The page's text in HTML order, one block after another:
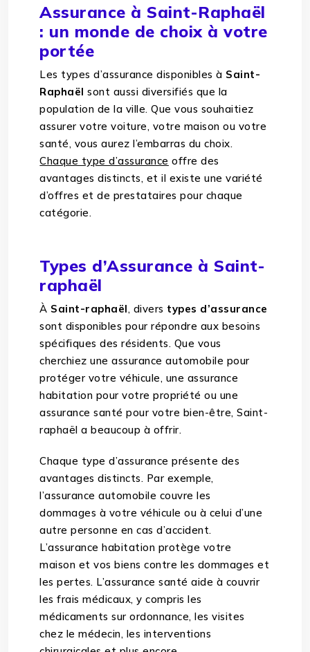
Assurance à Saint-Raphaël
: un monde de choix à votre
portée
Les types d’assurance disponibles à Saint-
Raphaël sont aussi diversifiés que la
population de la ville. Que vous souhaitiez
assurer votre voiture, votre maison ou votre
santé, vous aurez l’embarras du choix.
Chaque type d’assurance offre des
avantages distincts, et il existe une variété
d’offres et de prestataires pour chaque
catégorie.
Types d’Assurance à Saint-
raphaël
À Saint-raphaël, divers types d’assurance
sont disponibles pour répondre aux besoins
spécifiques des résidents. Que vous
cherchiez une assurance automobile pour
protéger votre véhicule, une assurance
habitation pour votre propriété ou une
assurance santé pour votre bien-être, Saint-
raphaël a beaucoup à offrir.
Chaque type d’assurance présente des
avantages distincts. Par exemple,
l’assurance automobile couvre les
dommages à votre véhicule ou à celui d’une
autre personne en cas d’accident.
L’assurance habitation protège votre
maison et vos biens contre les dommages et
les pertes. L’assurance santé aide à couvrir
les frais médicaux, y compris les
médicaments sur ordonnance, les visites
chez le médecin, les interventions